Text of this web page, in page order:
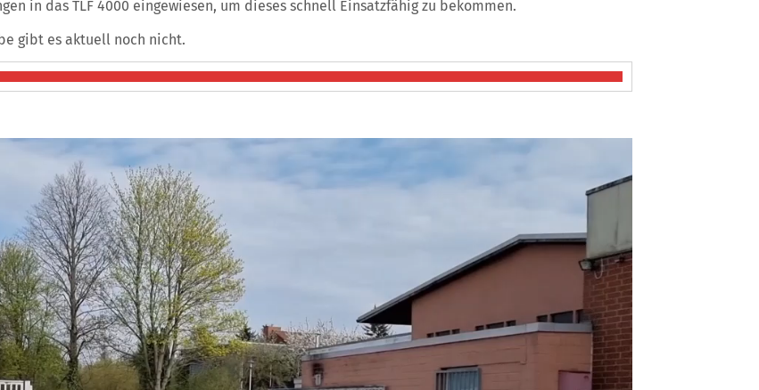
in das TLF 4000 eingewiesen, um dieses schnell Einsatzfähig zu bekommen.
gibt es aktuell noch nicht.